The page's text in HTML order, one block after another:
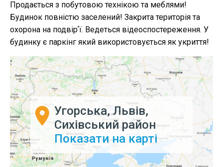
Продається з побутовою технікою та меблями!
Будинок повністю заселений! Закрита територія та
охорона на подвірʼї. Ведеться відеоспостереження. У
будинку є паркінг який використовується як укриття!
Угорська, Львів,
Сихівський район
Показати на карті